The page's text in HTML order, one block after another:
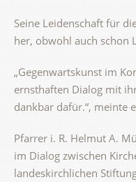
Seine Leidenschaft für
her, obwohl auch schon
„Gegenwartskunst im
ernsthaften Dialog mit
dankbar dafür.“, meinte
Pfarrer i. R. Helmut A.
im Dialog zwischen
landeskirchlichen